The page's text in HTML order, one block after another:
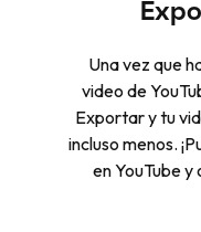
Una vez que
video de
Exportar y tu
incluso menos.
en YouTube y